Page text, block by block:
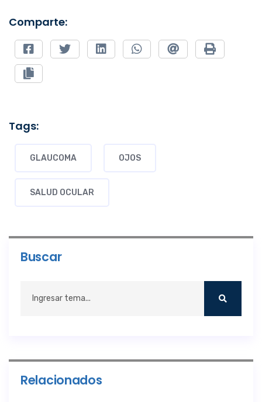
Comparte:
Tags:
GLAUCOMA OJOS
SALUD OCULAR
Buscar
Relacionados